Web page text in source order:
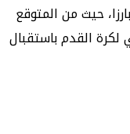
حيث من المتوقع
القدم باستقبال